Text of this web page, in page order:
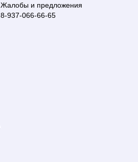
Жалобы и предложения
8-937-066-66-65